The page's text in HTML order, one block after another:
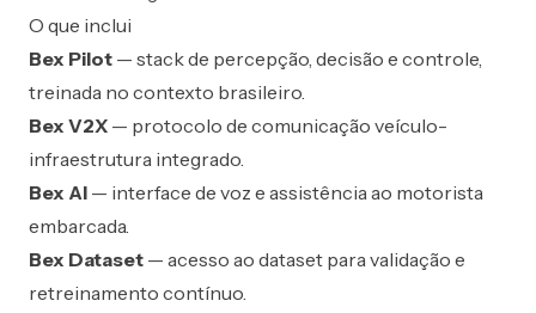
O que inclui
Bex Pilot — stack de percepção, decisão e controle,
treinada no contexto brasileiro.
Bex V2X — protocolo de comunicação veículo-
infraestrutura integrado.
Bex AI — interface de voz e assistência ao motorista
embarcada.
Bex Dataset — acesso ao dataset para validação e
retreinamento contínuo.